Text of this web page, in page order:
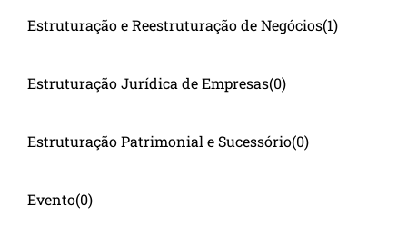
Estruturação e Reestruturação de Negócios(1)
Estruturação Jurídica de Empresas(0)
Estruturação Patrimonial e Sucessório(0)
Evento(0)